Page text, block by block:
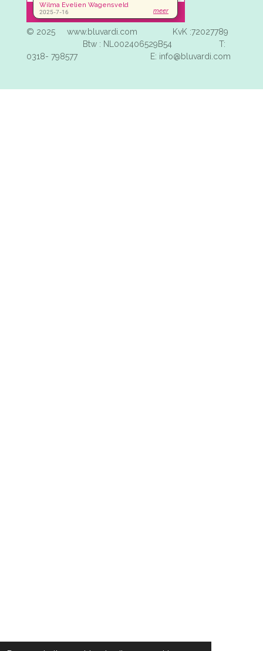
© 2025 www.bluvardi.com KvK :72027789
Btw : NL002406529B54 T:
0318- 798577 E: info@bluvardi.com